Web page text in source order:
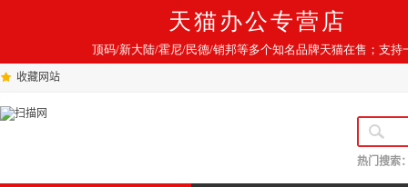
天猫办公专营店
顶码/新大陆/霍尼/民德/销邦等多个知名品牌天猫在售；支持
收藏网站
热门搜索